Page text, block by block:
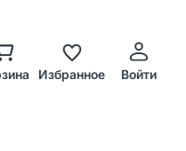
Избранное Войти